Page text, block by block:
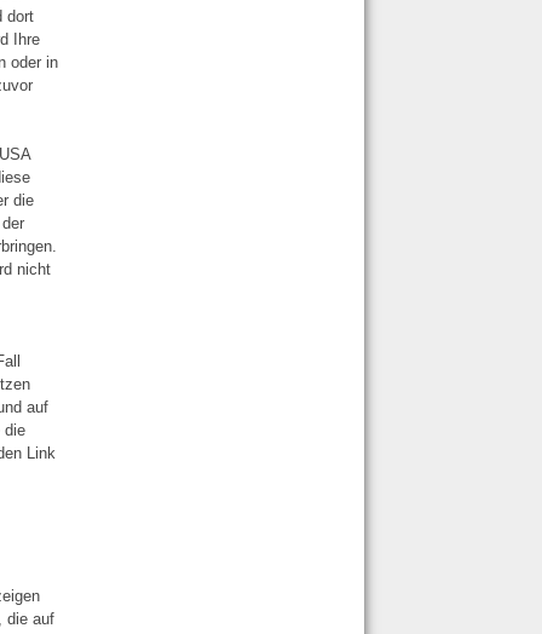
dort
Ihre
oder in
die
nicht
auf
die
Link
die auf